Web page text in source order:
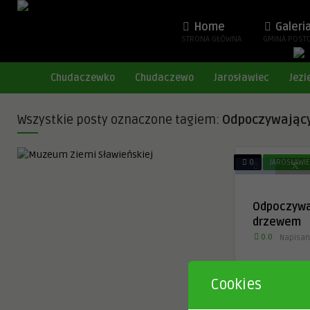
Home
STRONA GŁÓWNA
Galeria
GMINA
Chudaczewko Chudaczewo Jarosławiec
Wszystkie posty oznaczone tagiem:
0
drzewem
0.0
Cookies